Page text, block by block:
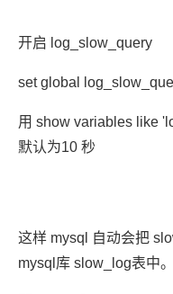
开启 log_slow_query
set global
用 show variables like
默认为10 秒
这样 mysql 自动会把
mysql库 slow_log表中。